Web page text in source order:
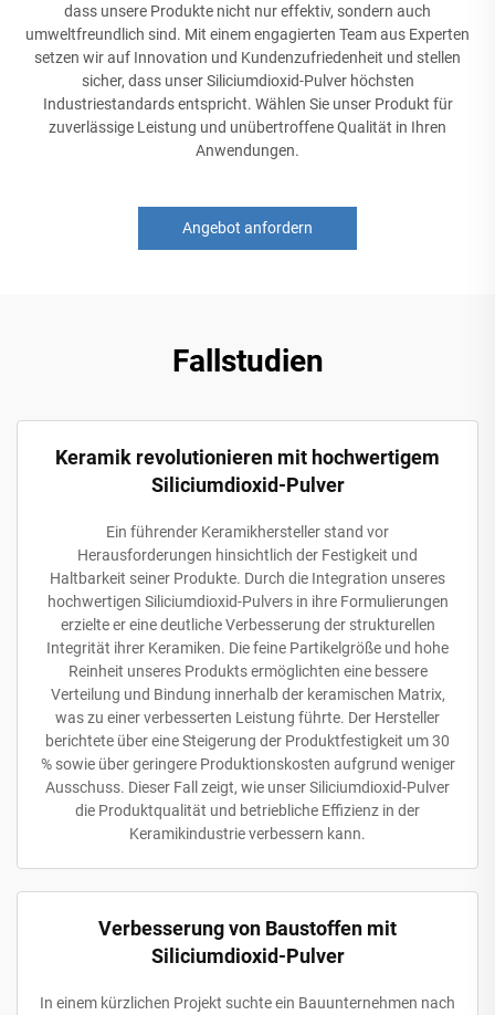
dass unsere Produkte nicht nur effektiv, sondern auch
umweltfreundlich sind. Mit einem engagierten Team aus Experten
setzen wir auf Innovation und Kundenzufriedenheit und stellen
sicher, dass unser Siliciumdioxid-Pulver höchsten
Industriestandards entspricht. Wählen Sie unser Produkt für
zuverlässige Leistung und unübertroffene Qualität in Ihren
Anwendungen.
Angebot anfordern
Fallstudien
Keramik revolutionieren mit hochwertigem
Siliciumdioxid-Pulver
Ein führender Keramikhersteller stand vor
Herausforderungen hinsichtlich der Festigkeit und
Haltbarkeit seiner Produkte. Durch die Integration unseres
hochwertigen Siliciumdioxid-Pulvers in ihre Formulierungen
erzielte er eine deutliche Verbesserung der strukturellen
Integrität ihrer Keramiken. Die feine Partikelgröße und hohe
Reinheit unseres Produkts ermöglichten eine bessere
Verteilung und Bindung innerhalb der keramischen Matrix,
was zu einer verbesserten Leistung führte. Der Hersteller
berichtete über eine Steigerung der Produktfestigkeit um 30
% sowie über geringere Produktionskosten aufgrund weniger
Ausschuss. Dieser Fall zeigt, wie unser Siliciumdioxid-Pulver
die Produktqualität und betriebliche Effizienz in der
Keramikindustrie verbessern kann.
Verbesserung von Baustoffen mit
Siliciumdioxid-Pulver
In einem kürzlichen Projekt suchte ein Bauunternehmen nach